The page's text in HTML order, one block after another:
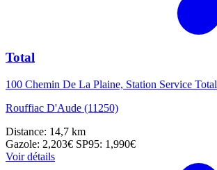
Total
100 Chemin De La Plaine, Station Service Total
Rouffiac D'Aude (11250)
Distance: 14,7 km
Gazole: 2,203€ SP95: 1,990€
Voir détails